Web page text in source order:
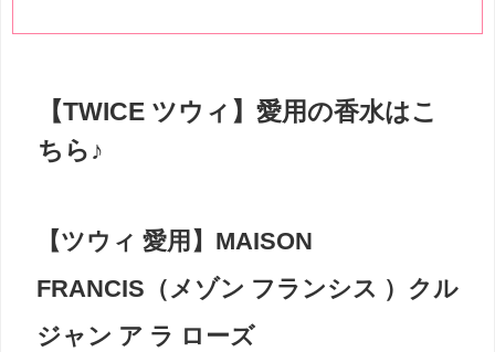
【TWICE ツウィ】愛用の香水はこ
ちら♪
【ツウィ 愛用】MAISON
FRANCIS（メゾン フランシス ）クル
ジャン ア ラ ローズ